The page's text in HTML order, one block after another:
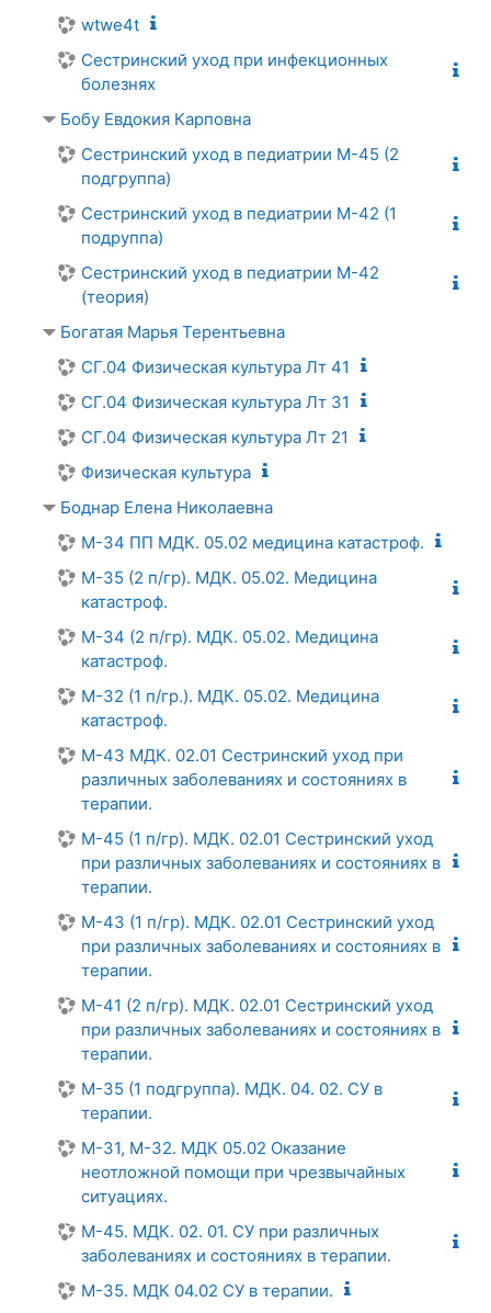
wtwe4t
Сестринский уход при инфекционных
болезнях
Бобу Евдокия Карповна
Сестринский уход в педиатрии М-45 (2
подгруппа)
Сестринский уход в педиатрии М-42 (1
подруппа)
Сестринский уход в педиатрии М-42
(теория)
Богатая Марья Терентьевна
СГ.04 Физическая культура Лт 41
СГ.04 Физическая культура Лт 31
СГ.04 Физическая культура Лт 21
Физическая культура
Боднар Елена Николаевна
М-34 ПП МДК. 05.02 медицина катастроф.
М-35 (2 п/гр). МДК. 05.02. Медицина
катастроф.
М-34 (2 п/гр). МДК. 05.02. Медицина
катастроф.
М-32 (1 п/гр.). МДК. 05.02. Медицина
катастроф.
М-43 МДК. 02.01 Сестринский уход при
различных заболеваниях и состояниях в
терапии.
М-45 (1 п/гр). МДК. 02.01 Сестринский уход
при различных заболеваниях и состояниях в
терапии.
М-43 (1 п/гр). МДК. 02.01 Сестринский уход
при различных заболеваниях и состояниях в
терапии.
М-41 (2 п/гр). МДК. 02.01 Сестринский уход
при различных заболеваниях и состояниях в
терапии.
М-35 (1 подгруппа). МДК. 04. 02. СУ в
терапии.
М-31, М-32. МДК 05.02 Оказание
неотложной помощи при чрезвычайных
ситуациях.
М-45. МДК. 02. 01. СУ при различных
заболеваниях и состояниях в терапии.
М-35. МДК 04.02 СУ в терапии.